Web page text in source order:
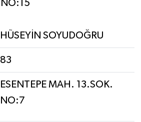
NO:15
HÜSEYİN SOYUDOĞRU
83
ESENTEPE MAH. 13.SOK.
NO:7